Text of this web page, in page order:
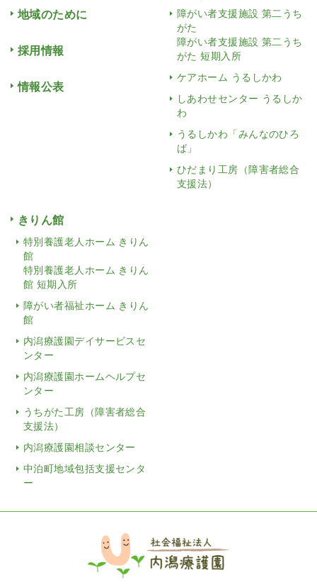
地域のために
採用情報
情報公表
障がい者支援施設 第二うち
がた
障がい者支援施設 第二うち
がた 短期入所
ケアホーム うるしかわ
しあわせセンター うるしか
わ
うるしかわ「みんなのひろ
ば」
ひだまり工房（障害者総合
支援法）
きりん館
特別養護老人ホーム きりん
館
特別養護老人ホーム きりん
館 短期入所
障がい者福祉ホーム きりん
館
内潟療護園デイサービスセ
ンター
内潟療護園ホームヘルプセ
ンター
うちがた工房（障害者総合
支援法）
内潟療護園相談センター
中泊町地域包括支援センタ
ー